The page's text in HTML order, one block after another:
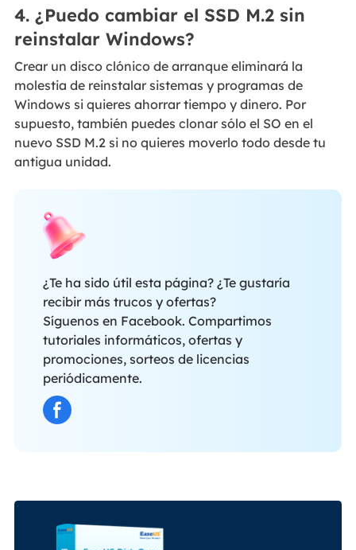
4. ¿Puedo cambiar el SSD M.2 sin
reinstalar Windows?
Crear un disco clónico de arranque eliminará la
molestia de reinstalar sistemas y programas de
Windows si quieres ahorrar tiempo y dinero. Por
supuesto, también puedes clonar sólo el SO en el
nuevo SSD M.2 si no quieres moverlo todo desde tu
antigua unidad.
¿Te ha sido útil esta página? ¿Te gustaría
recibir más trucos y ofertas?
Síguenos en Facebook. Compartimos
tutoriales informáticos, ofertas y
promociones, sorteos de licencias
periódicamente.